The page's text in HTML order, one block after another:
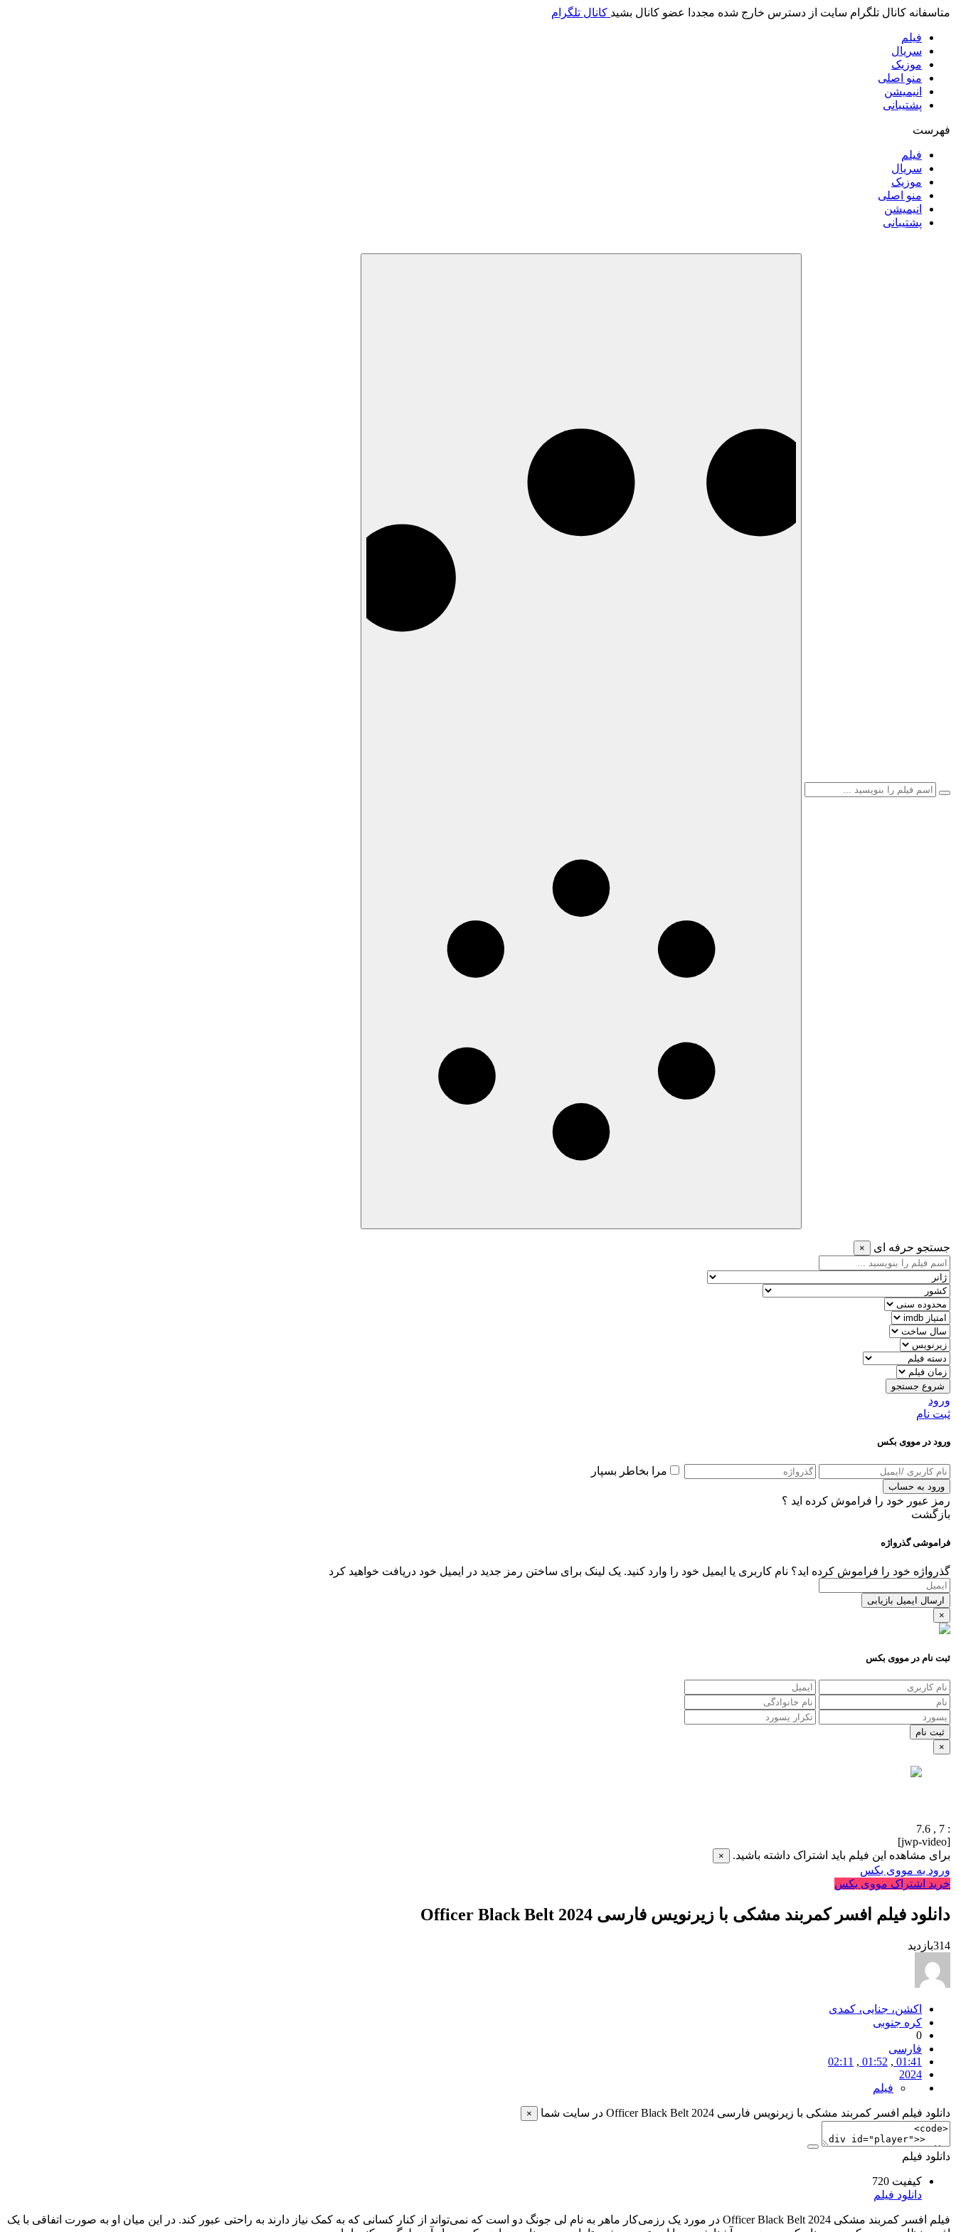
متاسفانه کانال تلگرام سایت از دسترس خارج شده مجددا عضو کانال بشید کانال تلگرام
فیلم
سریال
موزیک
منو اصلی
انیمیشن
پشتیبانی
فهرست
فیلم
سریال
موزیک
منو اصلی
انیمیشن
پشتیبانی
جستجو حرفه ای ×
شروع جستجو
ورود
ثبت نام
ورود در مووی بکس
مرا بخاطر بسپار
ورود به حساب
رمز عبور خود را فراموش کرده اید ؟
بازگشت
فراموشی گذرواژه
گذرواژه خود را فراموش کرده اید؟ نام کاربری یا ایمیل خود را وارد کنید. یک لینک برای ساختن رمز جدید در ایمیل خود دریافت خواهید کرد
ارسال ایمیل بازیابی
×
ثبت نام در مووی بکس
×
:
7
,
7.6
[jwp-video]
برای مشاهده این فیلم باید اشتراک داشته باشید.
×
ورود به مووی بکس
خرید اشتراک مووی بکس
دانلود فیلم افسر کمربند مشکی با زیرنویس فارسی Officer Black Belt 2024
314بازدید
اکشن، جنایی، کمدی
کره جنوبی
0
فارسی
01:41
,
01:52
,
02:11
2024
فیلم
دانلود فیلم افسر کمربند مشکی با زیرنویس فارسی Officer Black Belt 2024 در سایت شما ×
دانلود فیلم
کیفیت 720
دانلود فیلم
فیلم افسر کمربند مشکی Officer Black Belt 2024 در مورد یک رزمی‌کار ماهر به نام لی جونگ دو است که نمی‌تواند از کنار کسانی که به کمک نیاز دارند به راحتی عبور کند. در این میان او به صورت اتفاقی با یک